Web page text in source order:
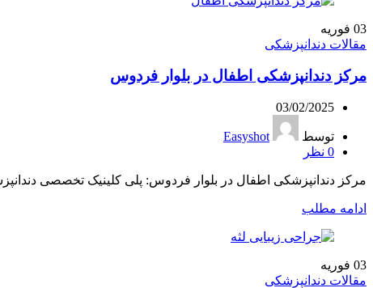
03 فوریه
مقالات دندانپزشکی
مرکز دندانپزشکی اطفال در بلوار فردوس
03/02/2025
توسط
Easyshot
0 نظر
مرکز دندانپزشکی اطفال در بلوار فردوس: پلی کلینیک تخصصی
ادامه مطلب
03 فوریه
مقالات دندانپزشکی